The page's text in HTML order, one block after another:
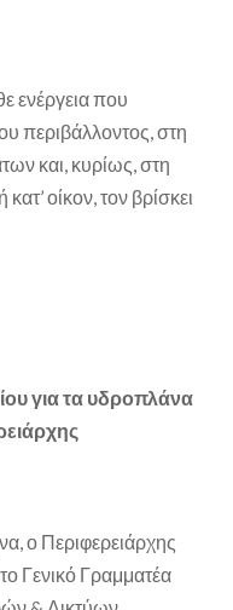
ενέργεια που
περιβάλλοντος, στη
και, κυρίως, στη
οίκον, τον βρίσκει
για τα υδροπλάνα
ο Περιφερειάρχης
Γενικό Γραμματέα